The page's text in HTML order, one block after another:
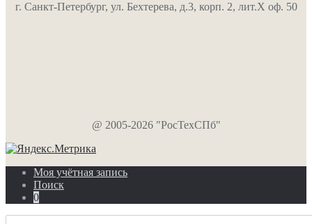
г. Санкт-Петербург, ул. Бехтерева, д.3, корп. 2, лит.Х оф. 50
@ 2005-2026 "РосТехСПб"
Моя учётная запись
Поиск
0